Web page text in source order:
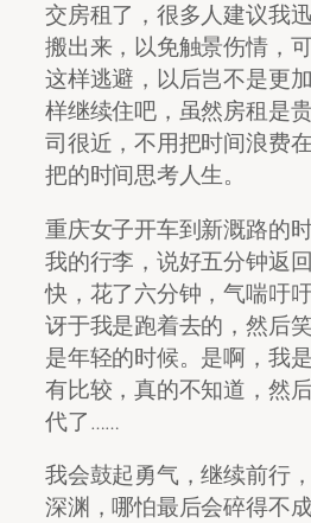
交房租了，很多人建议我
搬出来，以免触景伤情，
这样逃避，以后岂不是更
样继续住吧，虽然房租是
司很近，不用把时间浪费
把的时间思考人生。
重庆女子开车到新溉路的
我的行李，说好五分钟返
快，花了六分钟，气喘吁
讶于我是跑着去的，然后
是年轻的时候。是啊，我
有比较，真的不知道，然
代了……
我会鼓起勇气，继续前行
深渊，哪怕最后会碎得不